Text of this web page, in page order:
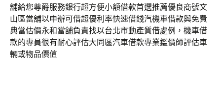
舖給您尊爵服務銀行超方便小額借款首選推薦優良商號文
山區當舖以申辦可借超優利率快速借錢汽機車借款與免費
典當估價永和當舖負責找以台北市動產質借處例，機車借
款的專員很有耐心評估大同區汽車借款專業鑑價師評估車
輛或物品價值